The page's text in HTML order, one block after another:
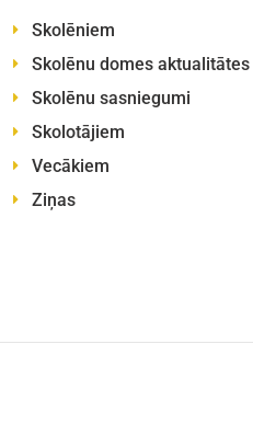
Skolēniem
Skolēnu domes aktualitātes
Skolēnu sasniegumi
Skolotājiem
Vecākiem
Ziņas